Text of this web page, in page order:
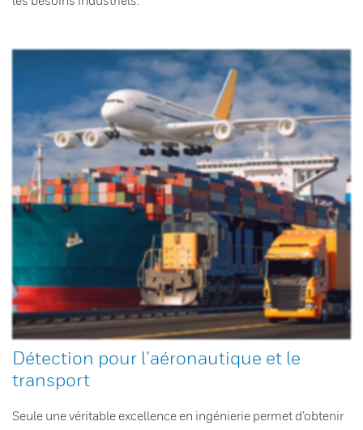
Détection pour l’aéronautique et le
transport
Seule une véritable excellence en ingénierie permet d’obtenir